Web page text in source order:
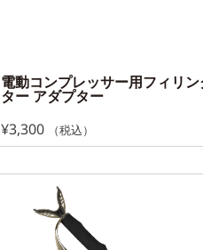
電動コンプレッサー用フィリン
ター アダプター
¥3,300 （税込）